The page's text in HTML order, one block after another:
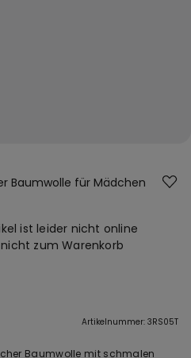
Baumwolle für Mädchen
ist leider nicht online
zum Warenkorb
Artikelnummer: 3RS05T
Baumwolle mit schmalen